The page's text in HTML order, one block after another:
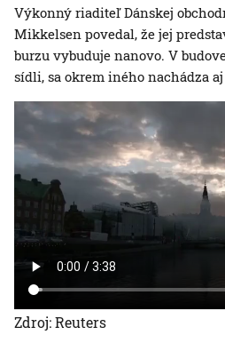
Výkonný riaditeľ Dánskej
Mikkelsen povedal, že jej
burzu vybuduje nanovo. V
sídli, sa okrem iného nachádza
Zdroj: Reuters